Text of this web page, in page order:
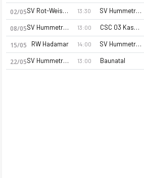
02/05 SV Rot-Weiss Walldorf 13:30 SV Hummetroth
08/05 SV Hummetroth 13:00 CSC 03 Kassel
15/05 RW Hadamar 14:00 SV Hummetroth
22/05 SV Hummetroth 13:00 Baunatal